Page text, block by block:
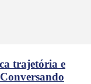
trajetória e